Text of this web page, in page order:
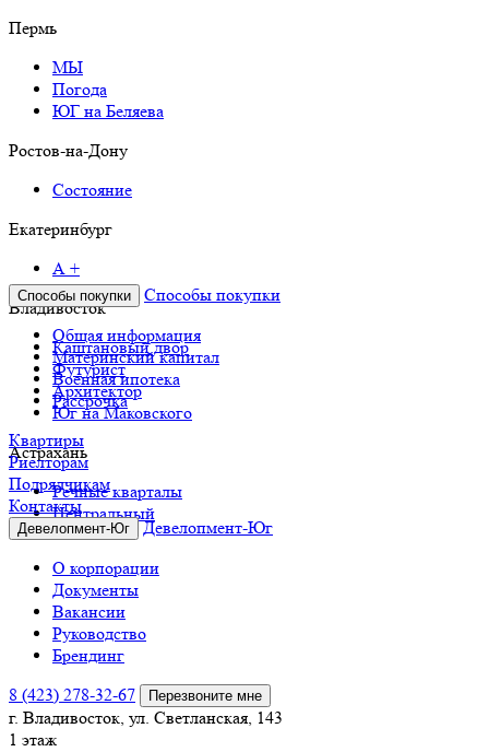
Пермь
МЫ
Погода
ЮГ на Беляева
Ростов-на-Дону
Состояние
Екатеринбург
А +
Владивосток
Каштановый двор
Футурист
Архитектор
Юг на Маковского
Астрахань
Речные кварталы
Центральный
Способы покупки
Способы покупки
Общая информация
Материнский капитал
Военная ипотека
Рассрочка
Квартиры
Риелторам
Подрядчикам
Контакты
Девелопмент-Юг
Девелопмент-Юг
О корпорации
Документы
Вакансии
Руководство
Брендинг
8 (423) 278-32-67
Перезвоните мне
г. Владивосток, ул. Светланская, 143
1 этаж